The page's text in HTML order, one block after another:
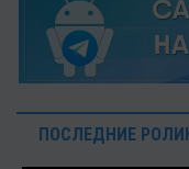
ПОСЛЕДНИЕ